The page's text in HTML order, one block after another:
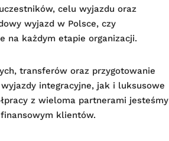
celu wyjazdu oraz
wyjazd w Polsce, czy
na każdym etapie organizacji.
transferów oraz przygotowanie
integracyjne, jak i luksusowe
z wieloma partnerami jesteśmy
klientów.